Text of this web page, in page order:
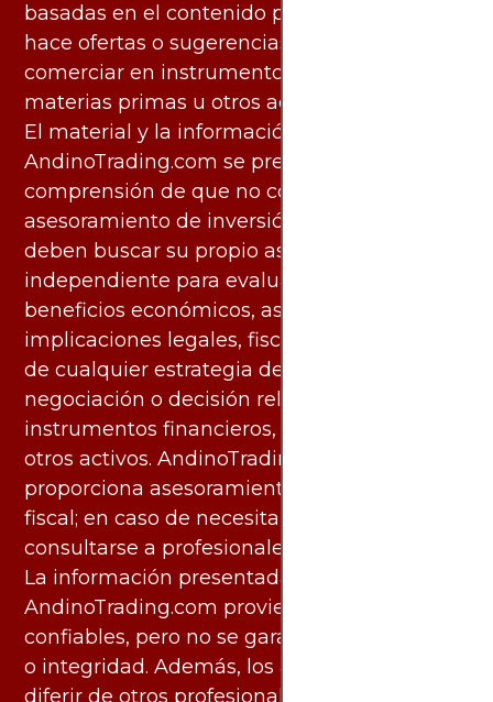
basadas en el contenido proporcionado, ni
hace ofertas o sugerencias para invertir o
comerciar en instrumentos financieros,
materias primas u otros activos.
El material y la información disponibles en
AndinoTrading.com se presentan con la
comprensión de que no constituyen
asesoramiento de inversión. Los usuarios
deben buscar su propio asesoramiento
independiente para evaluar los riesgos y
beneficios económicos, así como las
implicaciones legales, fiscales y contables
de cualquier estrategia de inversión,
negociación o decisión relacionada con
instrumentos financieros, materias primas u
otros activos. AndinoTrading.com no
proporciona asesoramiento legal, contable o
fiscal; en caso de necesitarlo, debe
consultarse a profesionales especializados.
La información presentada por
AndinoTrading.com proviene de fuentes
confiables, pero no se garantiza su exactitud
o integridad. Además, los análisis pueden
diferir de otros profesionales calificados y